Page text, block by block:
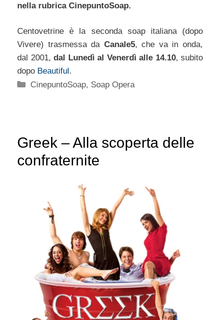
nella rubrica CinepuntoSoap.
Centovetrine è la seconda soap italiana (dopo
Vivere) trasmessa da Canale5, che va in onda,
dal 2001, dal Lunedì al Venerdì alle 14.10, subito
dopo Beautiful .
Categorie
CinepuntoSoap, Soap Opera
Greek – Alla scoperta delle
confraternite